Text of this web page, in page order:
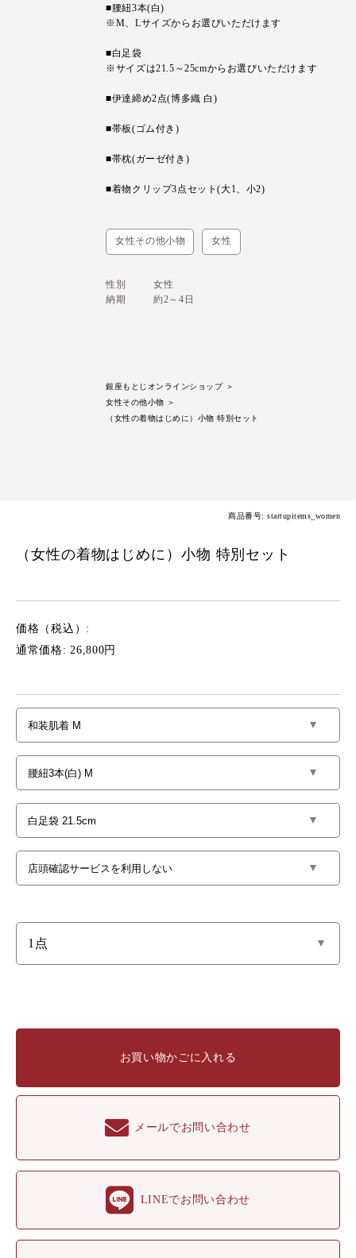
■腰紐3本(白)
※M、Lサイズからお選びいただけます
■白足袋
※サイズは21.5～25cmからお選びいただけます
■伊達締め2点(博多織 白)
■帯板(ゴム付き)
■帯枕(ガーゼ付き)
■着物クリップ3点セット(大1、小2)
女性その他小物 女性
性別
女性
納期
約2～4日
銀座もとじオンラインショップ＞
女性その他小物 ＞
（女性の着物はじめに）小物 特別セット
商品番号: startupitems_women
（女性の着物はじめに）小物 特別セット
価格（税込）:
通常価格: 26,800円
お買い物かごに入れる
メールでお問い合わせ
LINEでお問い合わせ